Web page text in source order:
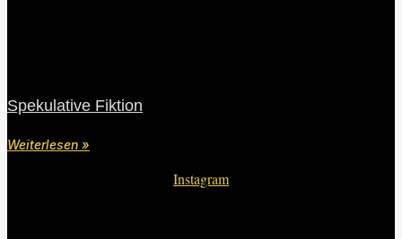
Spekulative Fiktion
Weiterlesen »
Instagram